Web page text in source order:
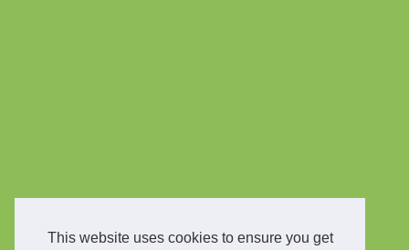
This website uses cookies to ensure you get